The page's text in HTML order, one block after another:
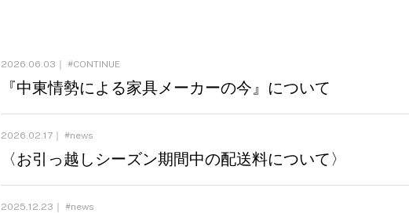
2026.06.03｜ CONTINUE
『中東情勢による家具メーカーの今』について
2026.02.17｜ news
〈お引っ越しシーズン期間中の配送料について〉
2025.12.23｜ news